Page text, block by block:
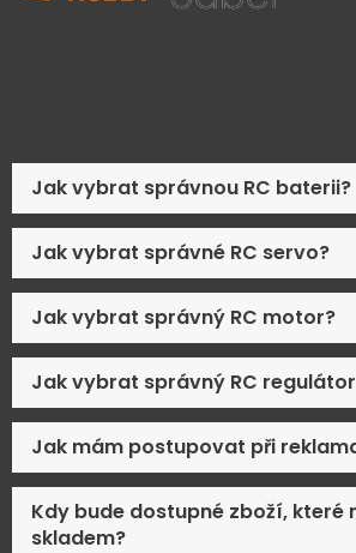
Jak vybrat správnou RC baterii?
Jak vybrat správné RC servo?
Jak vybrat správný RC motor?
Jak vybrat správný RC regulátor
Jak mám postupovat při
Kdy bude dostupné zboží, které
skladem?